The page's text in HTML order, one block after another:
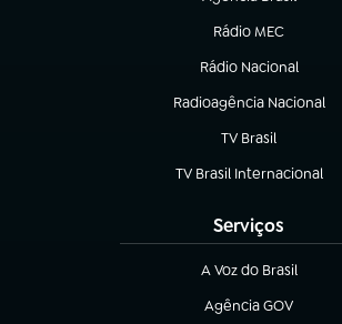
Rádio MEC
(abre em nova aba)
Rádio Nacional
Radioagência Nacional
(abre em nova aba)
TV Brasil
(abre em nova aba)
TV Brasil Internacional
(abre em nova aba)
Serviços
A Voz do Brasil
(abre em nova aba)
Agência GOV
(abre em nova aba)